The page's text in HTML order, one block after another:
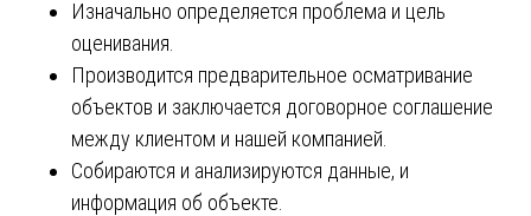
Изначально определяется проблема и цель
оценивания.
Производится предварительное осматривание
объектов и заключается договорное соглашение
между клиентом и нашей компанией.
Собираются и анализируются данные, и
информация об объекте.